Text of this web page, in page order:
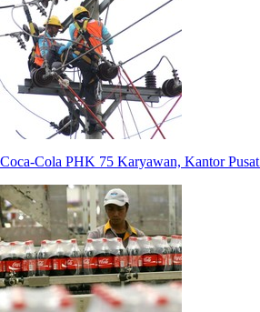
Coca-Cola PHK 75 Karyawan, Kantor Pusat